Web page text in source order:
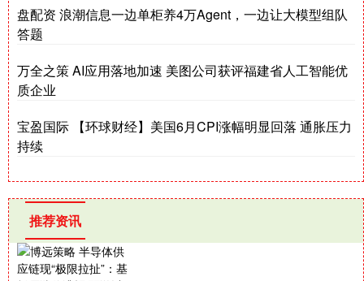
盘配资 浪潮信息一边单柜养4万Agent，一边让大模型组队
答题
万全之策 AI应用落地加速 美图公司获评福建省人工智能优
质企业
宝盈国际 【环球财经】美国6月CPI涨幅明显回落 通胀压力
持续
推荐资讯